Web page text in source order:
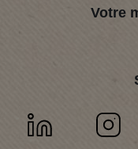
Votre